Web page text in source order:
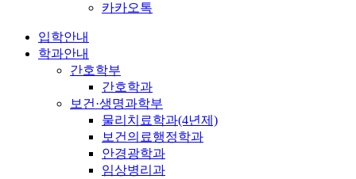
카카오톡
입학안내
학과안내
간호학부
간호학과
보건·생명과학부
물리치료학과(4년제)
보건의료행정학과
안경광학과
임상병리과